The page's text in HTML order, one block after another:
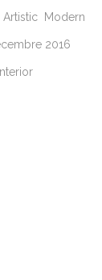
Artistic Modern
2016
Interior